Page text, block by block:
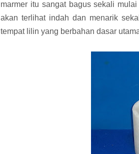
marmer itu sangat bagus sekali
akan terlihat indah dan menarik
tempat lilin yang berbahan dasar